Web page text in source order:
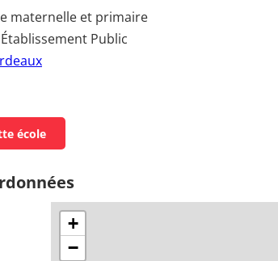
maternelle et primaire
Établissement Public
école
+
−